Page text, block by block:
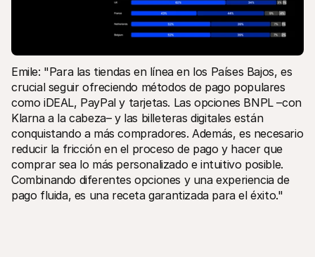
Emile: "Para las tiendas en línea en los Países Bajos, es
crucial seguir ofreciendo métodos de pago populares
como iDEAL, PayPal y tarjetas. Las opciones BNPL –con
Klarna a la cabeza– y las billeteras digitales están
conquistando a más compradores. Además, es necesario
reducir la fricción en el proceso de pago y hacer que
comprar sea lo más personalizado e intuitivo posible.
Combinando diferentes opciones y una experiencia de
pago fluida, es una receta garantizada para el éxito."